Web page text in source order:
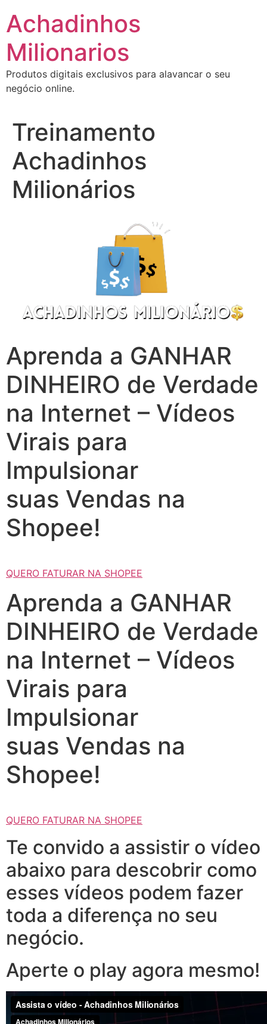
para
conteúdo
Achadinhos
Milionarios
Produtos digitais exclusivos para alavancar o seu
negócio online.
Treinamento
Achadinhos
Milionários
Aprenda a GANHAR
DINHEIRO de Verdade
na Internet – Vídeos
Virais para
Impulsionar
suas Vendas na
Shopee!
QUERO FATURAR NA SHOPEE
Aprenda a GANHAR
DINHEIRO de Verdade
na Internet – Vídeos
Virais para
Impulsionar
suas Vendas na
Shopee!
QUERO FATURAR NA SHOPEE
Te convido a assistir o vídeo
abaixo para descobrir como
esses vídeos podem fazer
toda a diferença no seu
negócio.
Aperte o play agora mesmo!